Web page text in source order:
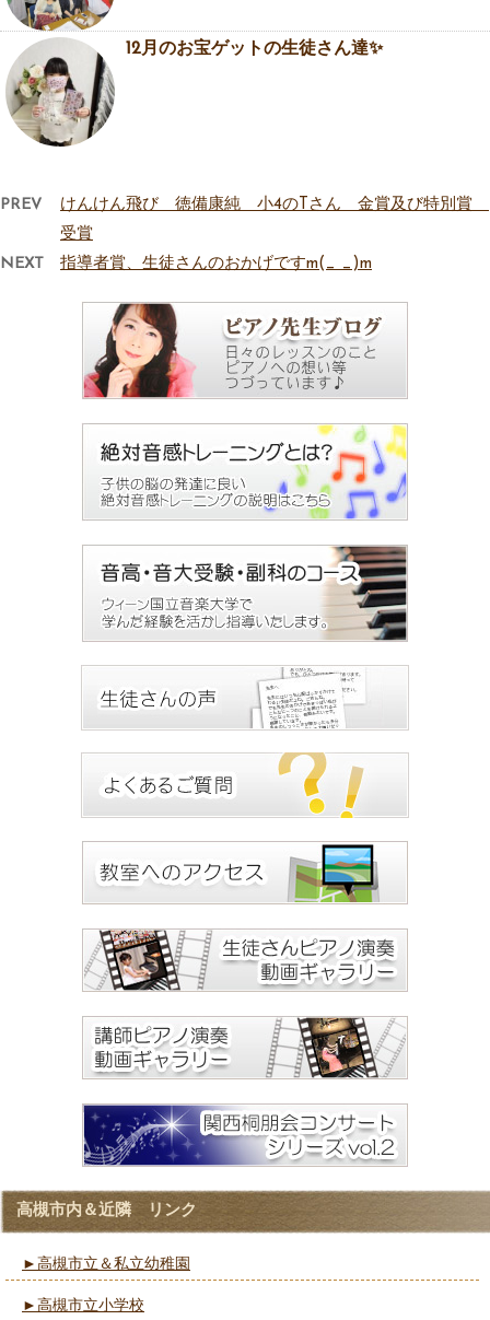
12月のお宝ゲットの生徒さん達✨
PREV
けんけん飛び 徳備康純 小4のTさん 金賞及び特別賞
受賞
NEXT
指導者賞、生徒さんのおかげですm(_ _)m
高槻市内＆近隣 リンク
►高槻市立＆私立幼稚園
►高槻市立小学校